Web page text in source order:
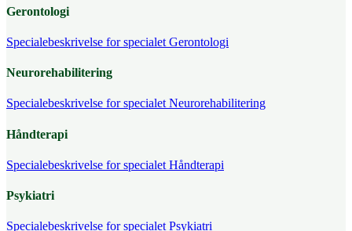
Gerontologi
Specialebeskrivelse for specialet Gerontologi
Neurorehabilitering
Specialebeskrivelse for specialet Neurorehabilitering
Håndterapi
Specialebeskrivelse for specialet Håndterapi
Psykiatri
Specialebeskrivelse for specialet Psykiatri